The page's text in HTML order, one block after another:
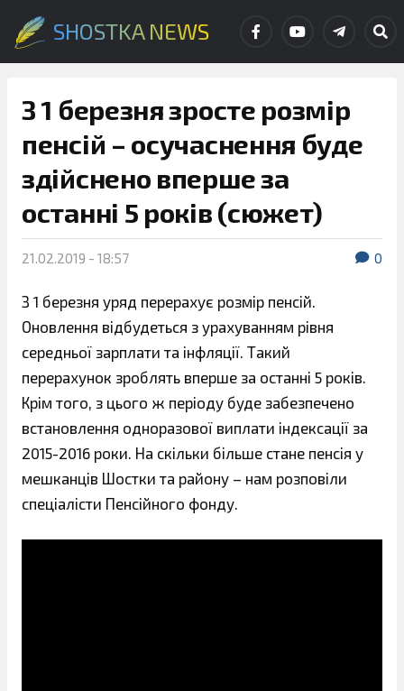
SHOSTKA NEWS
З 1 березня зросте розмір
пенсій – осучаснення буде
здійснено вперше за
останні 5 років (сюжет)
21.02.2019 - 18:57 0
З 1 березня уряд перерахує розмір пенсій.
Оновлення відбудеться з урахуванням рівня
середньої зарплати та інфляції. Такий
перерахунок зроблять вперше за останні 5 років.
Крім того, з цього ж періоду буде забезпечено
встановлення одноразової виплати індексації за
2015-2016 роки. На скільки більше стане пенсія у
мешканців Шостки та району – нам розповіли
спеціалісти Пенсійного фонду.